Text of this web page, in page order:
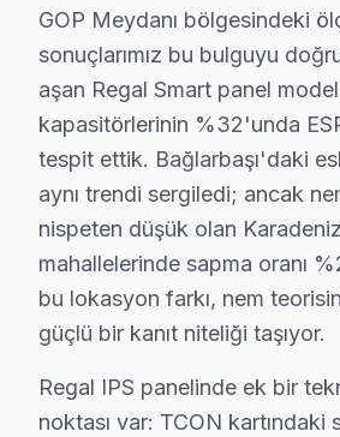
Gaziosmanpaşa Regal TV
Gaziosmanpaşa'de Regal
Ekran tamamen karardıysa ya
Regal Smart ekran
Gaziosmanpaşa bölgesinde
Regal TV Teknik Rehberi:
Regal televizyonlarınızın
Regal LED TV Teknik Servis
GOP Meydanı bölgesindeki
sonuçlarımız bu bulguyu
aşan Regal Smart panel
kapasitörlerinin %32'unda
tespit ettik. Bağlarbaşı'daki
aynı trendi sergiledi; ancak
nispeten düşük olan
mahallelerinde sapma oranı
bu lokasyon farkı, nem
güçlü bir kanıt niteliği taşıyor.
Regal IPS panelinde ek bir
noktası var: TCON kartındaki